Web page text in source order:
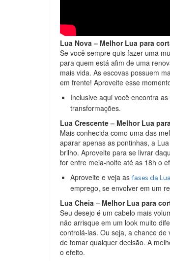
Lua Nova – Melhor Lua para
Se você sempre quis fazer uma
para quem está afim de uma
mais vida. As escovas possuem
em frente! Aproveite esse
Inclusive aqui você encontra as
transformações.
Lua Crescente – Melhor Lua
Mais conhecida como uma das
aparar apenas as pontinhas, a
brilho. Aproveite para se livrar
for entre meia-noite até as 18h o
Aproveite e veja as fases da
emprego, se envolver em um
Lua Cheia – Melhor Lua para
Seu desejo é um cabelo mais
não arrisque em um look muito
controlá-las. Ou seja, a chance
de tomar qualquer decisão. A
o efeito.